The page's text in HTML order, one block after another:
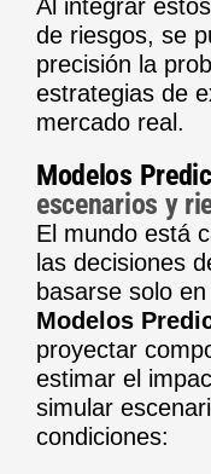
Al integrar
de riesgos, se
precisión la
estrategias de
mercado real.
Modelos
escenarios y
El mundo está
las decisiones
basarse solo
Modelos
proyectar
estimar el
simular
condiciones: